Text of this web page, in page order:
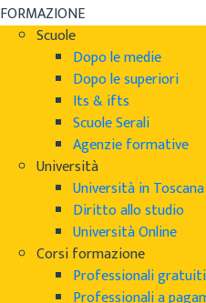
FORMAZIONE
Scuole
Dopo le medie
Dopo le superiori
Its & ifts
Scuole Serali
Agenzie formative
Università
Università in Toscana
Diritto allo studio
Università Online
Corsi formazione
Professionali gratuiti
Professionali a